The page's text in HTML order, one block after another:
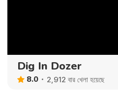
Dig In Dozer
8.0 2,912 বার খেলা হয়েছে